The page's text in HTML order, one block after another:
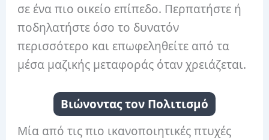
σε ένα πιο οικείο επίπεδο. Περπατήστε ή
ποδηλατήστε όσο το δυνατόν
περισσότερο και επωφεληθείτε από τα
μέσα μαζικής μεταφοράς όταν χρειάζεται.
Βιώνοντας τον Πολιτισμό
Μία από τις πιο ικανοποιητικές πτυχές